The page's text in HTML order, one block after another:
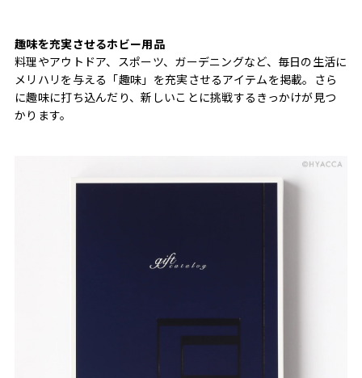
趣味を充実させるホビー用品
料理やアウトドア、スポーツ、ガーデニングなど、毎日の生活に
メリハリを与える「趣味」を充実させるアイテムを掲載。さら
に趣味に打ち込んだり、新しいことに挑戦するきっかけが見つ
かります。